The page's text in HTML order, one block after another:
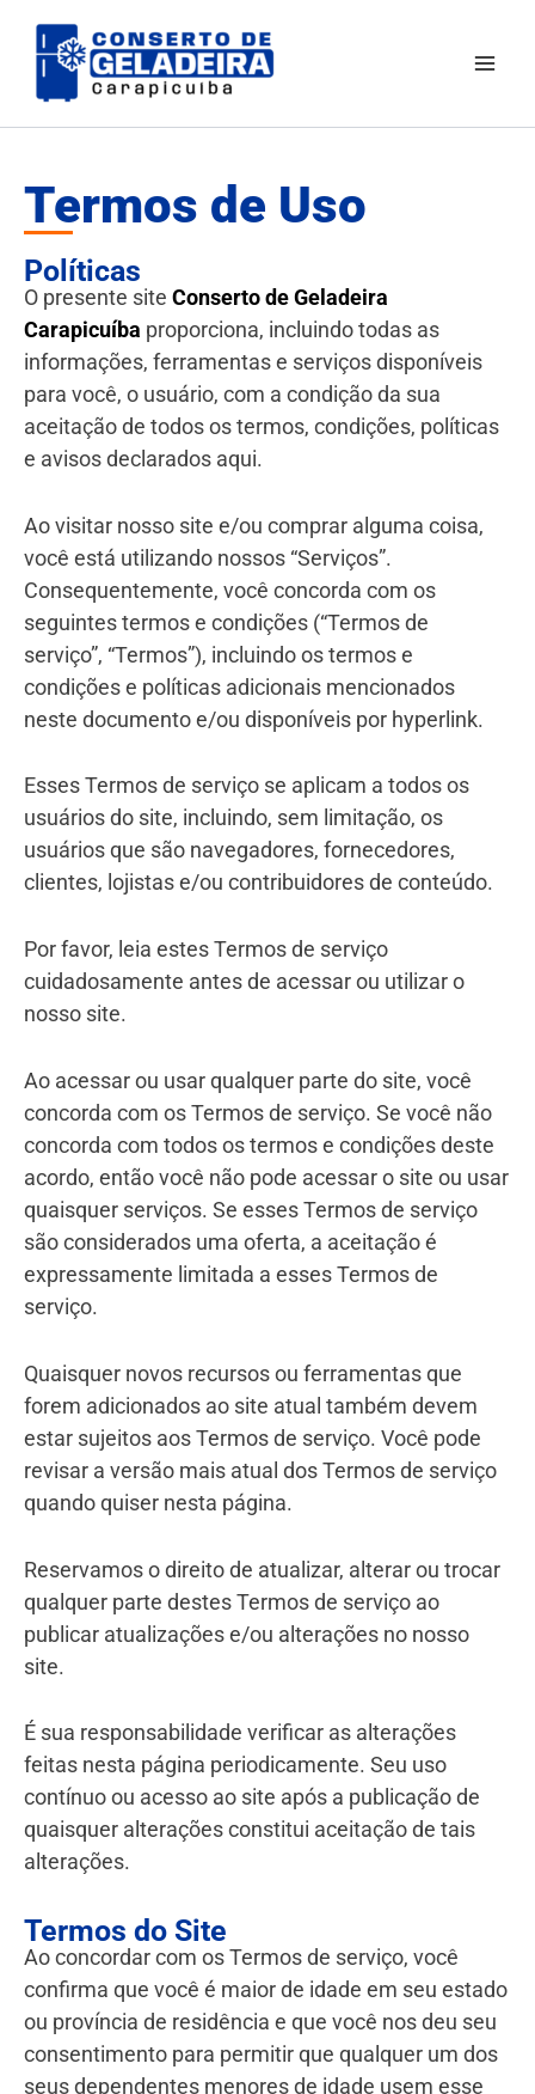
para
Termos de Uso
Políticas
O presente site Conserto de Geladeira
Carapicuíba proporciona, incluindo todas as
informações, ferramentas e serviços disponíveis
para você, o usuário, com a condição da sua
aceitação de todos os termos, condições, políticas
e avisos declarados aqui.
Ao visitar nosso site e/ou comprar alguma coisa,
você está utilizando nossos “Serviços”.
Consequentemente, você concorda com os
seguintes termos e condições (“Termos de
serviço”, “Termos”), incluindo os termos e
condições e políticas adicionais mencionados
neste documento e/ou disponíveis por hyperlink.
Esses Termos de serviço se aplicam a todos os
usuários do site, incluindo, sem limitação, os
usuários que são navegadores, fornecedores,
clientes, lojistas e/ou contribuidores de conteúdo.
Por favor, leia estes Termos de serviço
cuidadosamente antes de acessar ou utilizar o
nosso site.
Ao acessar ou usar qualquer parte do site, você
concorda com os Termos de serviço. Se você não
concorda com todos os termos e condições deste
acordo, então você não pode acessar o site ou usar
quaisquer serviços. Se esses Termos de serviço
são considerados uma oferta, a aceitação é
expressamente limitada a esses Termos de
serviço.
Quaisquer novos recursos ou ferramentas que
forem adicionados ao site atual também devem
estar sujeitos aos Termos de serviço. Você pode
revisar a versão mais atual dos Termos de serviço
quando quiser nesta página.
Reservamos o direito de atualizar, alterar ou trocar
qualquer parte destes Termos de serviço ao
publicar atualizações e/ou alterações no nosso
site.
É sua responsabilidade verificar as alterações
feitas nesta página periodicamente. Seu uso
contínuo ou acesso ao site após a publicação de
quaisquer alterações constitui aceitação de tais
alterações.
Termos do Site
Ao concordar com os Termos de serviço, você
confirma que você é maior de idade em seu estado
ou província de residência e que você nos deu seu
consentimento para permitir que qualquer um dos
seus dependentes menores de idade usem esse